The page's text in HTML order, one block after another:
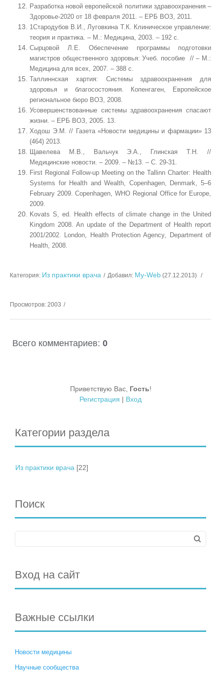
Разработка новой европейской политики здравоохранения –
Здоровье-2020 от 18 февраля 2011. – ЕРБ ВОЗ, 2011.
1Стародубов В.И., Луговкина Т.К. Клиническое управление:
теория и практика. – М.: Медицина, 2003. – 192 с.
Сырцовой Л.Е. Обеспечение программы подготовки
магистров общественного здоровья: Учеб. пособие // – М.:
Медицина для всех, 2007. – 388 с.
Таллиннская хартия: Системы здравоохранения для
здоровья и благосостояния. Копенгаген, Европейское
региональное бюро ВОЗ, 2008.
Усовершенствованные системы здравоохранения спасают
жизни. – ЕРБ ВОЗ, 2005. 13.
Ходош Э.М. // Газета «Новости медицины и фармации» 13
(464) 2013.
Щавелева М.В., Вальчук Э.А., Глинская Т.Н. //
Медицинские новости. – 2009. – №13. – С. 29-31.
First Regional Follow-up Meeting on theTallinn Charter: Health
Systems for Health and Wealth, Copenhagen, Denmark , 5–6
February 2009.Copenhagen , WHO Regional Office for Europe
2009.
Kovats S, ed. Health effects of climate change in the United
Kingdom 2008. An update of the Department of Health report
2001/2002
London , Health Protection Agency, Department of
Health, 2008.
Категория: Из практики врача Добавил: My-Web (27.12.2013)
Просмотров: 2003
Всего комментариев: 0
Приветствую Вас, Гость!
Регистрация | Вход
Категории раздела
Из практики врача [22]
Поиск
Вход на сайт
Важные ссылки
Новости медицины
Научные сообщества